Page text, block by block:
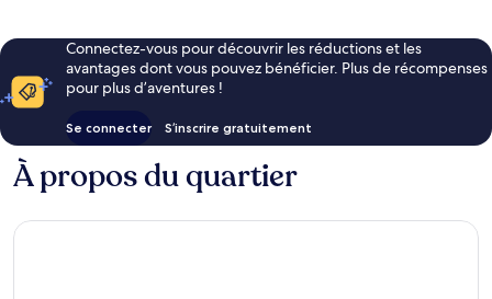
Connectez-vous pour découvrir les réductions et les
avantages dont vous pouvez bénéficier. Plus de récompenses
pour plus d’aventures !
Se connecter S’inscrire gratuitement
À propos du quartier